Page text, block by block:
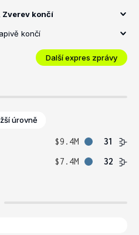
Zverev končí
končí
Další expres zprávy
úrovně
$9.4M
31
$7.4M 32